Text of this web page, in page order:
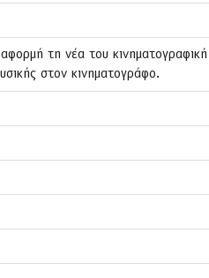
τη νέα του κινηματογραφική
στον κινηματογράφο.